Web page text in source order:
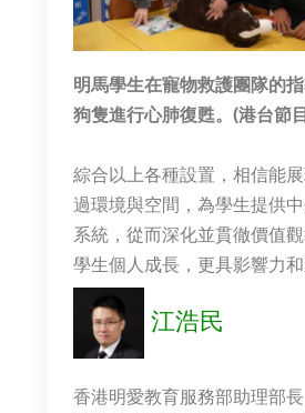
明馬學生在寵物救護團隊的
狗隻進行心肺復甦。(港台節
綜合以上各種設置，相信能
過環境與空間，為學生提供
系統，從而深化並貫徹價值
學生個人成長，更具影響力和
江浩民
香港明愛教育服務部助理部